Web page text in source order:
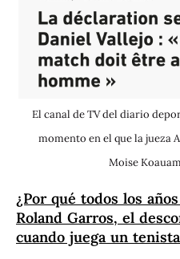
El canal de TV del diario
momento en el que la jueza
Moise
¿Por qué todos los
Roland Garros, el
cuando juega un